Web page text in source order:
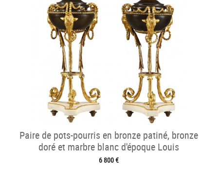
Paire de pots-pourris en bronze patiné, bronze
doré et marbre blanc d'époque Louis
6 800 €